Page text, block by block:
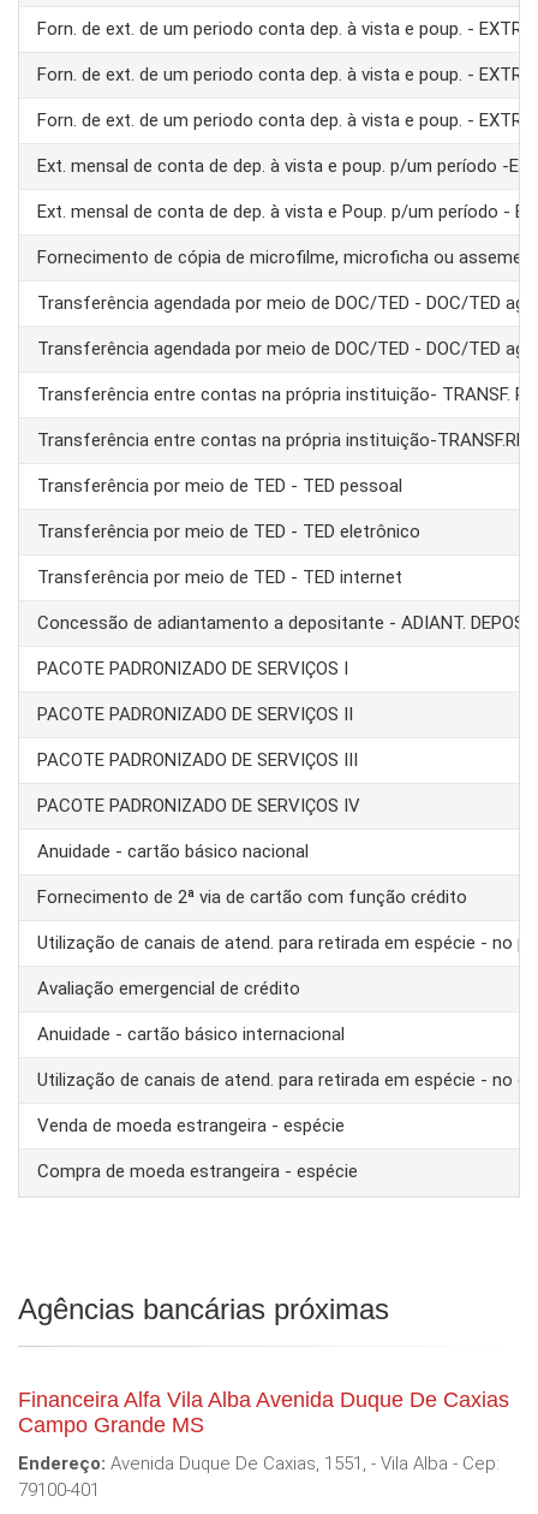
Forn. de ext. de um periodo conta dep. à vista e poup. -
Forn. de ext. de um periodo conta dep. à vista e poup. -
Forn. de ext. de um periodo conta dep. à vista e poup. -
Ext. mensal de conta de dep. à vista e poup. p/um período -
Ext. mensal de conta de dep. à vista e Poup. p/um período -
Fornecimento de cópia de microfilme, microficha ou
Transferência agendada por meio de DOC/TED - DOC/TED
Transferência agendada por meio de DOC/TED - DOC/TED
Transferência entre contas na própria instituição- TRANSF.
Transferência entre contas na própria instituição-
Transferência por meio de TED - TED pessoal
Transferência por meio de TED - TED eletrônico
Transferência por meio de TED - TED internet
Concessão de adiantamento a depositante - ADIANT.
PACOTE PADRONIZADO DE SERVIÇOS I
PACOTE PADRONIZADO DE SERVIÇOS II
PACOTE PADRONIZADO DE SERVIÇOS III
PACOTE PADRONIZADO DE SERVIÇOS IV
Anuidade - cartão básico nacional
Fornecimento de 2ª via de cartão com função crédito
Utilização de canais de atend. para retirada em espécie - no
Avaliação emergencial de crédito
Anuidade - cartão básico internacional
Utilização de canais de atend. para retirada em espécie - no
Venda de moeda estrangeira - espécie
Compra de moeda estrangeira - espécie
Agências bancárias próximas
Financeira Alfa Vila Alba Avenida Duque De Caxias
Campo Grande MS
Endereço: Avenida Duque De Caxias, 1551, - Vila Alba - Cep:
79100-401